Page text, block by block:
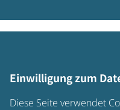
Einwilligung zum
Diese Seite verwendet